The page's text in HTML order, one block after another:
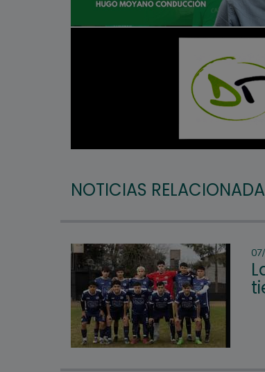
NOTICIAS